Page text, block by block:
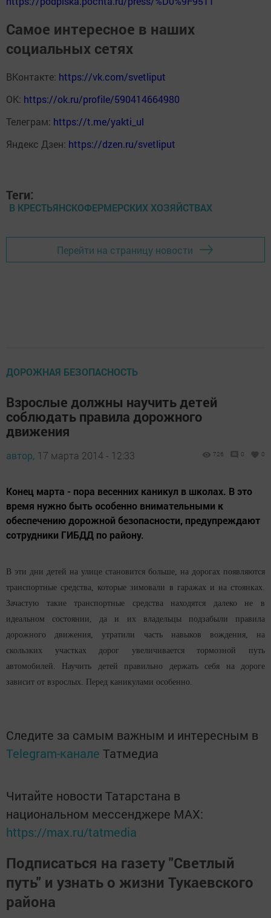
Самое интересное в наших
социальных сетях
ВКонтакте: https://vk.com/svetliput
ОК: https://ok.ru/profile/590414664980
Телеграм: https://t.me/yakti_ul
Яндекс Дзен: https://dzen.ru/svetliput
Теги:
В КРЕСТЬЯНСКОФЕРМЕРСКИХ ХОЗЯЙСТВАХ
Перейти на страницу новости
ДОРОЖНАЯ БЕЗОПАСНОСТЬ
Взрослые должны научить детей
соблюдать правила дорожного
движения
автор, 17 марта 2014 - 12:33 726 0 0
Конец марта - пора весенних каникул в школах. В это
время нужно быть особенно внимательными к
обеспечению дорожной безопасности, предупреждают
сотрудники ГИБДД по району.
В эти дни детей на улице становится больше, на дорогах появляются
транспортные средства, которые зимовали в гаражах и на стоянках.
Зачастую такие транспортные средства находятся далеко не в
идеальном состоянии, да и их владельцы подзабыли правила
дорожного движения, утратили часть навыков вождения, на
скользких участках дорог увеличивается тормозной путь
автомобилей. Научить детей правильно держать себя на дороге
зависит от взрослых. Перед каникулами особенно.
Следите за самым важным и интересным в
Telegram-канале Татмедиа
Читайте новости Татарстана в
национальном мессенджере MАХ:
https://max.ru/tatmedia
Подписаться на газету "Светлый
путь" и узнать о жизни Тукаевского
района